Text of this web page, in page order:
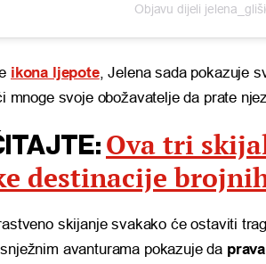
Objavu dijeli
ikona ljepote, Jelena sada pokazuje
mnoge svoje obožavatelje da prate
Ova tri
destinacije
skijanje svakako će ostaviti
avanturama pokazuje da